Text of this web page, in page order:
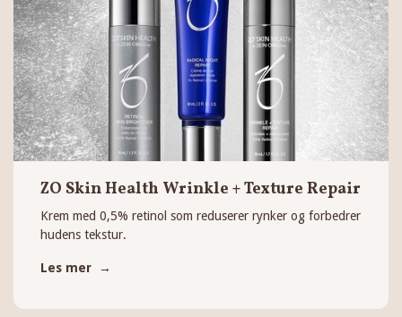
ZO Skin Health Wrinkle + Texture Repair
Krem med 0,5% retinol som reduserer rynker og forbedrer
hudens tekstur.
Les mer →